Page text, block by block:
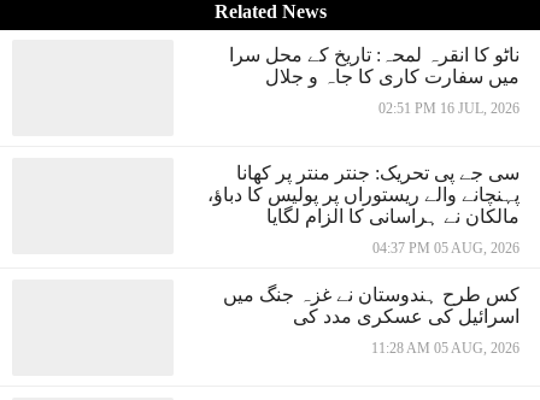
Related News
میں سفارت کاری کا جاہ و جلال
02:51 PM 16 JUL, 2026
سی جے پی تحریک: جنتر منتر پر کھانا
پہنچانے والے ریستوراں پر پولیس کا دباؤ،
مالکان نے ہراسانی کا الزام لگایا
04:37 PM 05 AUG, 2026
کس طرح ہندوستان نے غزہ جنگ میں
اسرائیل کی عسکری مدد کی
11:28 AM 05 AUG, 2026